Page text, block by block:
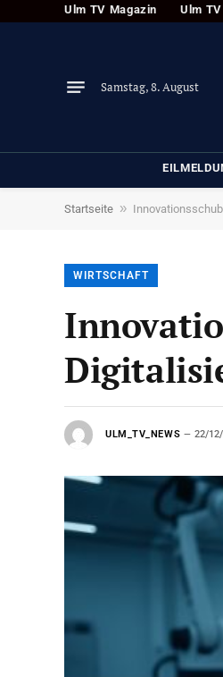
Ulm TV Magazin Ulm
Samstag, 8. August
Startseite »
WIRTSCHAFT
ULM_TV_NEWS 22/